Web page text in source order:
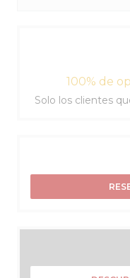
100% de
Solo los clientes